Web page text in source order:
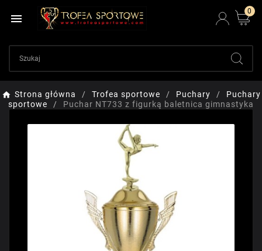

0
Strona główna Trofea sportowe Puchary
Puchary
sportowe
Puchar NT733 z figurką baletnica gimnastyka